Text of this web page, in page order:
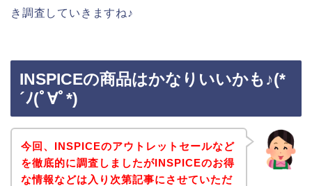
き調査していきますね♪
INSPICEの商品はかなりいいかも♪(*
´ﾉ(ﾟ∀ﾟ*)
今回、INSPICEのアウトレットセールなど
を徹底的に調査しましたがINSPICEのお得
な情報などは入り次第記事にさせていただ